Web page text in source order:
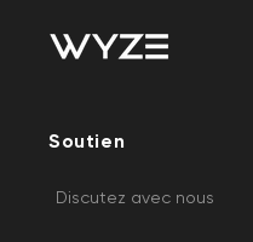
Soutien
Discutez avec nous